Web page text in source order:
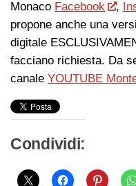
Monaco Facebook ,
propone anche una
digitale
facciano richiesta. Da
canale YOUTUBE
Condividi: